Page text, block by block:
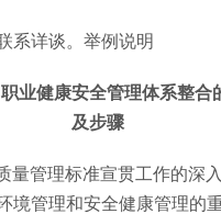
系详谈。举例说明
业健康安全管理体系整合
及步骤
量管理标准宣贯工作的深
境管理和安全健康管理的